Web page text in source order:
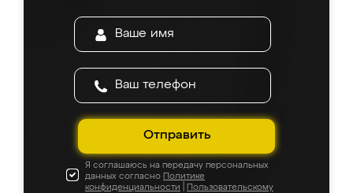
Отправить
Я соглашаюсь на передачу персональных
данных согласно Политике
конфиденциальности
Пользовательскому